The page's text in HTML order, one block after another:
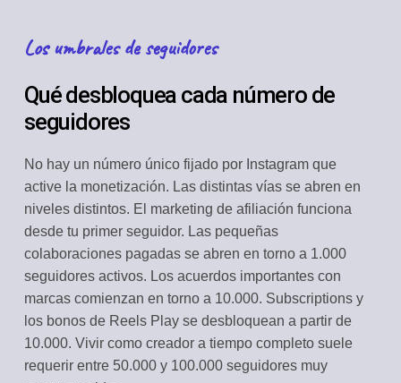
Los umbrales de seguidores
Qué desbloquea cada número de
seguidores
No hay un número único fijado por Instagram que
active la monetización. Las distintas vías se abren en
niveles distintos. El marketing de afiliación funciona
desde tu primer seguidor. Las pequeñas
colaboraciones pagadas se abren en torno a 1.000
seguidores activos. Los acuerdos importantes con
marcas comienzan en torno a 10.000. Subscriptions y
los bonos de Reels Play se desbloquean a partir de
10.000. Vivir como creador a tiempo completo suele
requerir entre 50.000 y 100.000 seguidores muy